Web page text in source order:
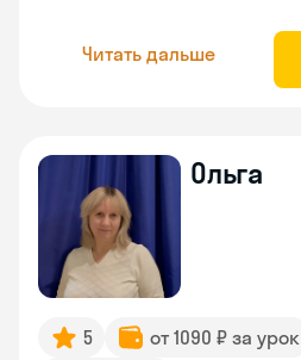
Читать дальше
Ольга
5 от 1090 ₽ за урок